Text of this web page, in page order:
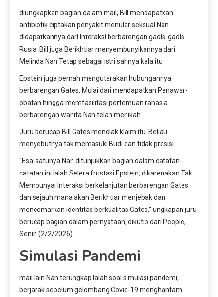
diungkapkan bagian dalam mail, Bill mendapatkan
antibiotik ciptakan penyakit menular seksual Nan
didapatkannya dari Interaksi berbarengan gadis-gadis
Rusia. Bill juga Berikhtiar menyembunyikannya dari
Melinda Nan Tetap sebagai istri sahnya kala itu.
Epstein juga pernah mengutarakan hubungannya
berbarengan Gates. Mulai dari mendapatkan Penawar-
obatan hingga memfasilitasi pertemuan rahasia
berbarengan wanita Nan telah menikah.
Juru berucap Bill Gates menolak klaim itu. Beliau
menyebutnya tak memasuki Budi dan tidak presisi.
“Esa-satunya Nan ditunjukkan bagian dalam catatan-
catatan ini Ialah Selera frustasi Epstein, dikarenakan Tak
Mempunyai Interaksi berkelanjutan berbarengan Gates
dan sejauh mana akan Berikhtiar menjebak dan
mencemarkan identitas berkualitas Gates,” ungkapan juru
berucap bagian dalam pernyataan, dikutip dari People,
Senin (2/2/2026).
Simulasi Pandemi
mail lain Nan terungkap Ialah soal simulasi pandemi,
berjarak sebelum gelombang Covid-19 menghantam